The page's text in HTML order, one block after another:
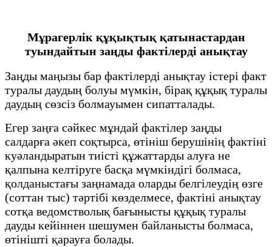
Мұрагерлік құқықтық қатынастардан
туындайтын заңды фактілерді анықтау
Заңды маңызы бар фактілерді анықтау істері факт
туралы даудың болуы мүмкін, бірақ құқық туралы
даудың сөзсіз болмауымен сипатталады.
Егер заңға сәйкес мұндай фактілер заңды
салдарға әкеп соқтырса, өтініш берушінің фактіні
куәландыратын тиісті құжаттарды алуға не
қалпына келтіруге басқа мүмкіндігі болмаса,
қолданыстағы заңнамада оларды белгілеудің өзге
(соттан тыс) тәртібі көзделмесе, фактіні анықтау
сотқа ведомстволық бағынысты құқық туралы
дауды кейіннен шешумен байланысты болмаса,
өтінішті қарауға болады.